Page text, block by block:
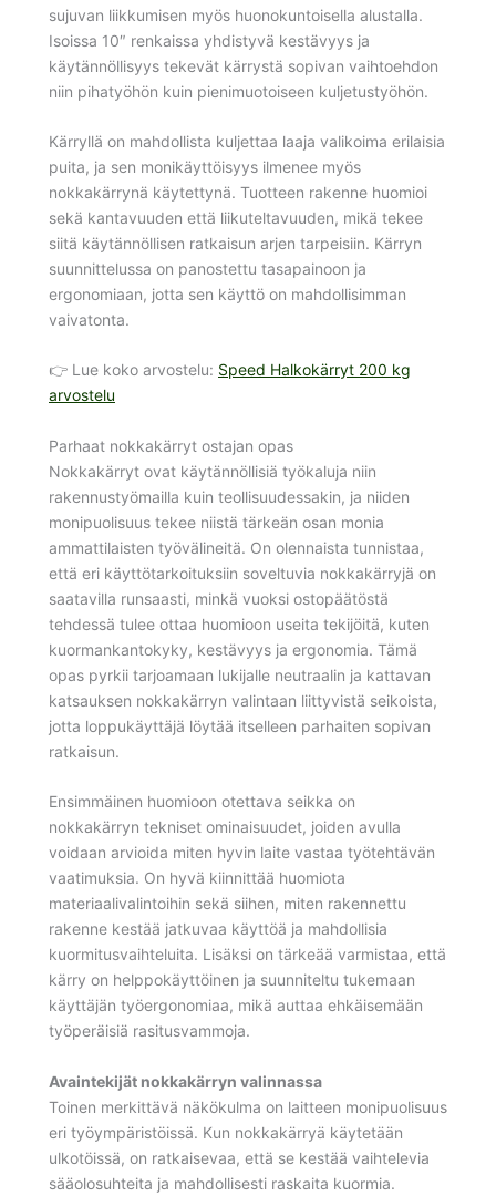
sujuvan liikkumisen myös huonokuntoisella alustalla.
Isoissa 10″ renkaissa yhdistyvä kestävyys ja
käytännöllisyys tekevät kärrystä sopivan vaihtoehdon
niin pihatyöhön kuin pienimuotoiseen kuljetustyöhön.
Kärryllä on mahdollista kuljettaa laaja valikoima erilaisia
puita, ja sen monikäyttöisyys ilmenee myös
nokkakärrynä käytettynä. Tuotteen rakenne huomioi
sekä kantavuuden että liikuteltavuuden, mikä tekee
siitä käytännöllisen ratkaisun arjen tarpeisiin. Kärryn
suunnittelussa on panostettu tasapainoon ja
ergonomiaan, jotta sen käyttö on mahdollisimman
vaivatonta.
👉 Lue koko arvostelu: Speed Halkokärryt 200 kg
arvostelu
Parhaat nokkakärryt ostajan opas
Nokkakärryt ovat käytännöllisiä työkaluja niin
rakennustyömailla kuin teollisuudessakin, ja niiden
monipuolisuus tekee niistä tärkeän osan monia
ammattilaisten työvälineitä. On olennaista tunnistaa,
että eri käyttötarkoituksiin soveltuvia nokkakärryjä on
saatavilla runsaasti, minkä vuoksi ostopäätöstä
tehdessä tulee ottaa huomioon useita tekijöitä, kuten
kuormankantokyky, kestävyys ja ergonomia. Tämä
opas pyrkii tarjoamaan lukijalle neutraalin ja kattavan
katsauksen nokkakärryn valintaan liittyvistä seikoista,
jotta loppukäyttäjä löytää itselleen parhaiten sopivan
ratkaisun.
Ensimmäinen huomioon otettava seikka on
nokkakärryn tekniset ominaisuudet, joiden avulla
voidaan arvioida miten hyvin laite vastaa työtehtävän
vaatimuksia. On hyvä kiinnittää huomiota
materiaalivalintoihin sekä siihen, miten rakennettu
rakenne kestää jatkuvaa käyttöä ja mahdollisia
kuormitusvaihteluita. Lisäksi on tärkeää varmistaa, että
kärry on helppokäyttöinen ja suunniteltu tukemaan
käyttäjän työergonomiaa, mikä auttaa ehkäisemään
työperäisiä rasitusvammoja.
Avaintekijät nokkakärryn valinnassa
Toinen merkittävä näkökulma on laitteen monipuolisuus
eri työympäristöissä. Kun nokkakärryä käytetään
ulkotöissä, on ratkaisevaa, että se kestää vaihtelevia
sääolosuhteita ja mahdollisesti raskaita kuormia.